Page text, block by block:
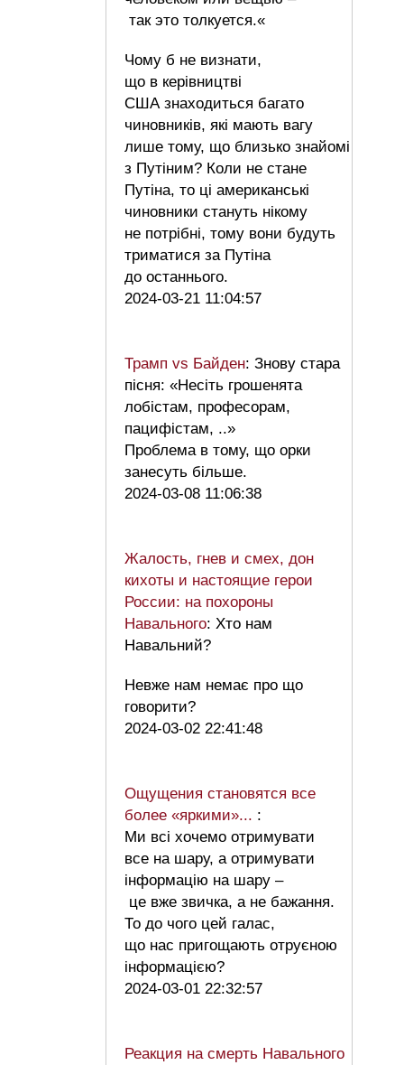
так это толкуется.«
Чому б не визнати,
що в керівництві
США знаходиться багато
чиновників, які мають вагу
лише тому, що близько знайомі
з Путіним? Коли не стане
Путіна, то ці американські
чиновники стануть нікому
не потрібні, тому вони будуть
триматися за Путіна
до останнього.
2024-03-21 11:04:57
Трамп vs Байден: Знову стара
пісня: «Несіть грошенята
лобістам, професорам,
пацифістам, ..»
Проблема в тому, що орки
занесуть більше.
2024-03-08 11:06:38
Жалость, гнев и смех, дон
кихоты и настоящие герои
России: на похороны
Навального: Хто нам
Навальний?
Невже нам немає про що
говорити?
2024-03-02 22:41:48
Ощущения становятся все
более «яркими»... :
Ми всі хочемо отримувати
все на шару, а отримувати
інформацію на шару –
це вже звичка, а не бажання.
То до чого цей галас,
що нас пригощають отруєною
інформацією?
2024-03-01 22:32:57
Реакция на смерть Навального